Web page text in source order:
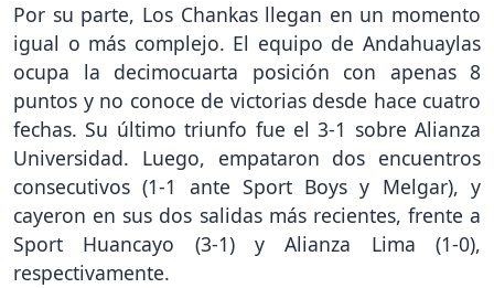
Por su parte, Los Chankas llegan en un momento
igual o más complejo. El equipo de Andahuaylas
ocupa la decimocuarta posición con apenas 8
puntos y no conoce de victorias desde hace cuatro
fechas. Su último triunfo fue el 3-1 sobre Alianza
Universidad. Luego, empataron dos encuentros
consecutivos (1-1 ante Sport Boys y Melgar), y
cayeron en sus dos salidas más recientes, frente a
Sport Huancayo (3-1) y Alianza Lima (1-0),
respectivamente.